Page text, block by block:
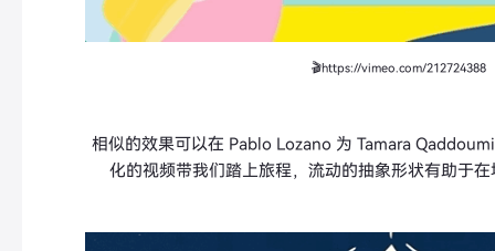
🎬https://vimeo.com/212724388
相似的效果可以在 Pablo Lozano 为 Tamara
化的视频带我们踏上旅程，流动的抽象形状有助于